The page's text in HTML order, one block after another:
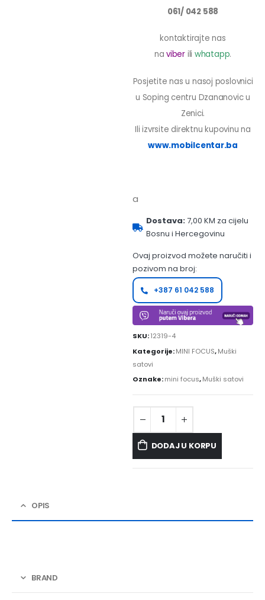
061/ 042 588
kontaktirajte nas
naviber ili whatapp.
Posjetite nas u nasoj poslovnici
u Soping centru Dzananovic u
Zenici.
Ili izvrsite direktnu kupovinu na
www.mobilcentar.ba
a
Dostava:7,00 KM za cijelu
Bosnu i Hercegovinu
Ovaj proizvod možete naručiti i
pozivom na broj:
+387 61 042 588
SKU:12319-4
Kategorije:MINI FOCUS,Muški
satovi
Oznake:mini focus,Muški satovi
DODAJ U KORPU
OPIS
BRAND